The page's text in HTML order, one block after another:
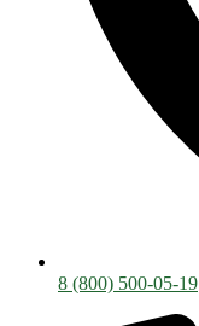
8 (800) 500-05-19